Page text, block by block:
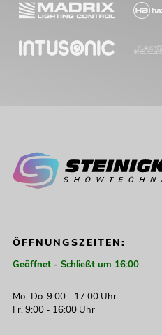
ÖFFNUNGSZEITEN:
Geöffnet - Schließt um 16:00
Mo.-Do. 9:00 - 17:00 Uhr
Fr. 9:00 - 16:00 Uhr